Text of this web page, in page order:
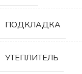
ПОДКЛАДКА
УТЕПЛИТЕЛЬ